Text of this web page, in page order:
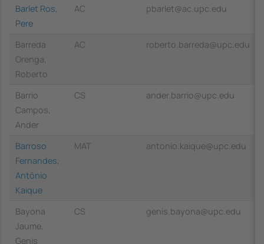
Barlet Ros,
Pere
AC pbarlet@ac.upc.edu
Barreda
Orenga,
Roberto
AC roberto.barreda@upc.edu
Barrio
Campos,
Ander
CS ander.barrio@upc.edu
Barroso
Fernandes,
Antônio
Kaique
MAT antonio.kaique@upc.edu
Bayona
Jaume,
Genis
CS genis.bayona@upc.edu